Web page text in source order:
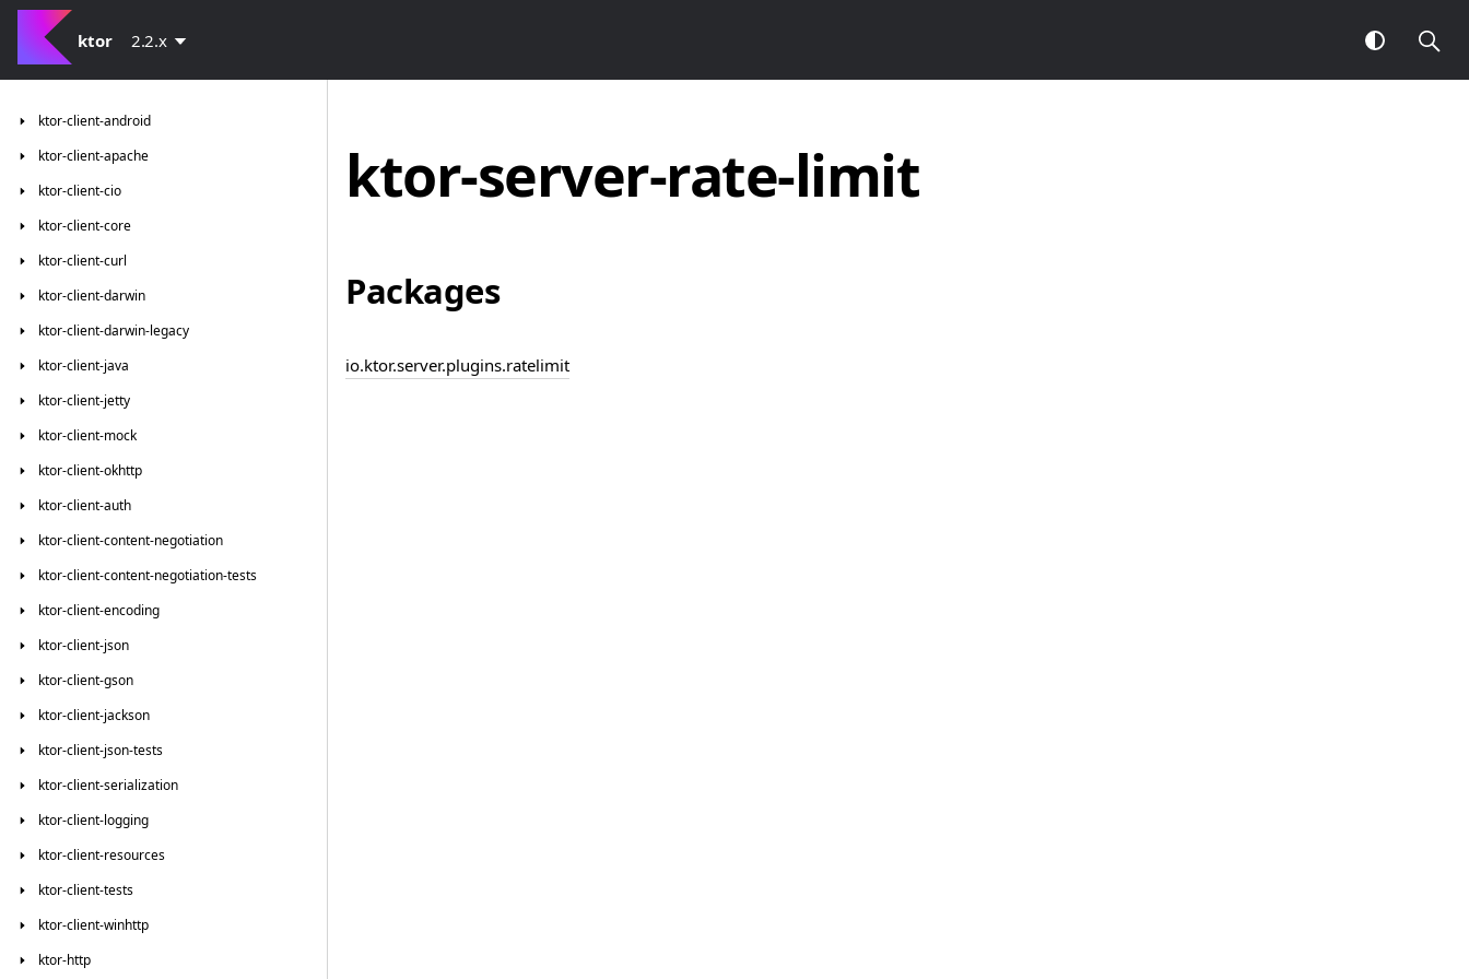
ktor 2.2.x
ktor-client-android
ktor-client-apache
ktor-client-cio
ktor-client-core
ktor-client-curl
ktor-client-darwin
ktor-client-darwin-legacy
ktor-client-java
ktor-client-jetty
ktor-client-mock
ktor-client-okhttp
ktor-client-auth
ktor-client-content-negotiation
ktor-client-content-negotiation-tests
ktor-client-encoding
ktor-client-json
ktor-client-gson
ktor-client-jackson
ktor-client-json-tests
ktor-client-serialization
ktor-client-logging
ktor-client-resources
ktor-client-tests
ktor-client-winhttp
ktor-http
ktor-server-rate-limit
Packages
io.ktor.server.plugins.ratelimit